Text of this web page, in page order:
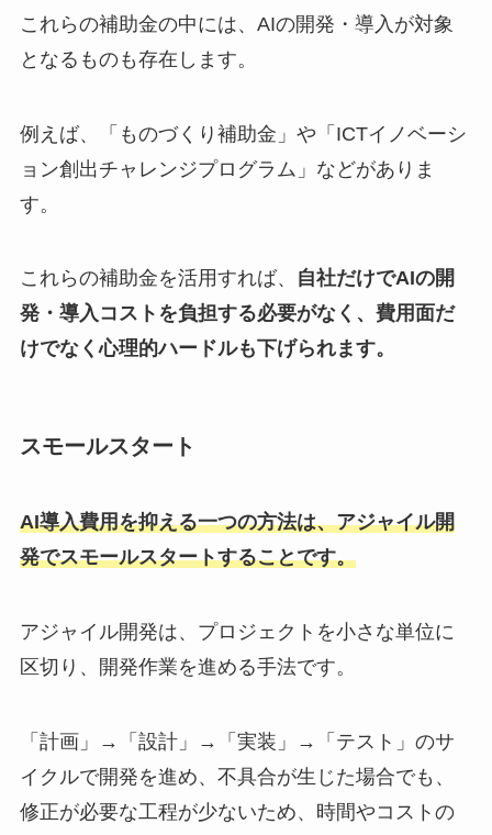
これらの補助金の中には、AIの開発・導入が対象
となるものも存在します。
例えば、「ものづくり補助金」や「ICTイノベーシ
ョン創出チャレンジプログラム」などがありま
す。
これらの補助金を活用すれば、
自社だけでAIの開
発・導入コストを負担する必要がなく、費用面だ
けでなく心理的ハードルも下げられます。
スモールスタート
AI導入費用を抑える一つの方法は、アジャイル開
発でスモールスタートすることです。
アジャイル開発は、プロジェクトを小さな単位に
区切り、開発作業を進める手法です。
「計画」→「設計」→「実装」→「テスト」のサ
イクルで開発を進め、不具合が生じた場合でも、
修正が必要な工程が少ないため、時間やコストの